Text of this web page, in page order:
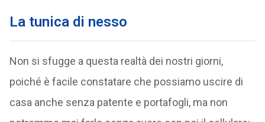
La tunica di nesso
Non si sfugge a questa realtà dei nostri giorni,
poiché è facile constatare che possiamo uscire di
casa anche senza patente e portafogli, ma non